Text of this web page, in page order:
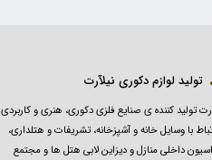
تولید لوازم دکوری نیلآرت
تولید کننده ی صنایع فلزی دکوری، هنری و کاربردی
با وسایل خانه و آشپزخانه، تشریفات و هتلداری،
داخلی منازل و دیزاین لابی هتل ها و مجتمع